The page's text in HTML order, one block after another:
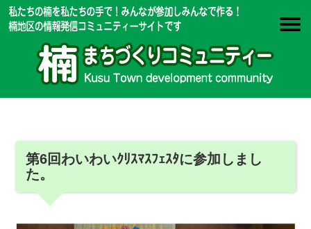
第6回わいわいｸﾘｽﾏｽﾌｪｽﾀに参加しまし
た。